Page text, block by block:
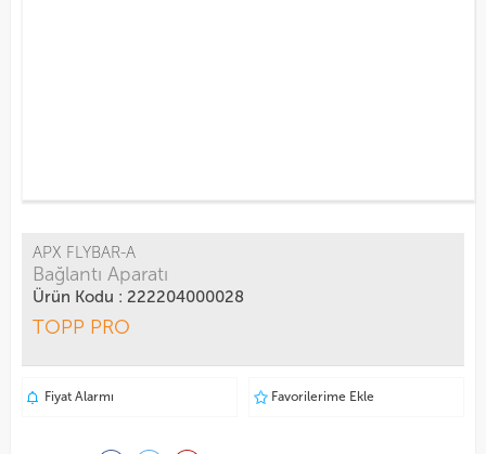
APX FLYBAR-A
Bağlantı Aparatı
Ürün Kodu : 222204000028
TOPP PRO
Fiyat Alarmı Favorilerime Ekle